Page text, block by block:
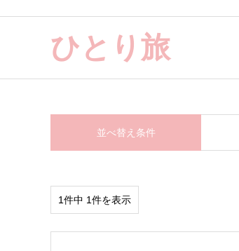
ひとり旅
並べ替え条件
1件中 1件を表示